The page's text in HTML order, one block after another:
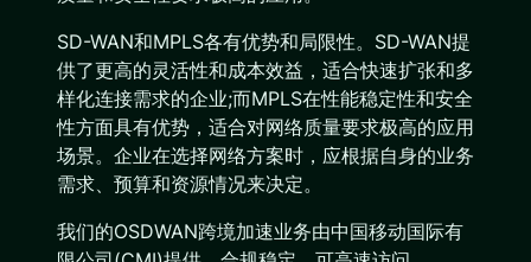
SD-WAN和MPLS各有优势和局限性。SD-WAN提
供了更高的灵活性和成本效益，适合快速扩张和多
样化连接需求的企业;而MPLS在性能稳定性和安全
性方面具有优势，适合对网络质量要求极高的应用
场景。企业在选择网络方案时，应根据自身的业务
需求、预算和资源情况来决定。
我们的OSDWAN跨境加速业务由中国移动国际有